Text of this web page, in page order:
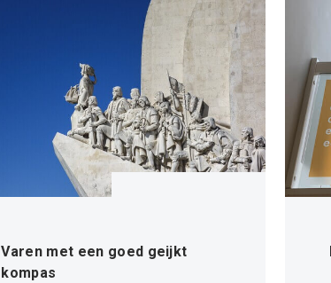
Varen met een goed geijkt
kompas